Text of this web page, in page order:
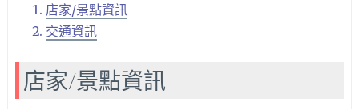
店家/景點資訊
交通資訊
店家/景點資訊